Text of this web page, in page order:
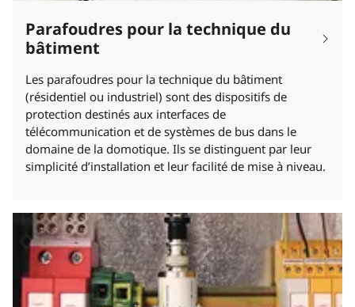
Parafoudres pour la technique du
bâtiment
Les parafoudres pour la technique du bâtiment
(résidentiel ou industriel) sont des dispositifs de
protection destinés aux interfaces de
télécommunication et de systèmes de bus dans le
domaine de la domotique. Ils se distinguent par leur
simplicité d’installation et leur facilité de mise à niveau.